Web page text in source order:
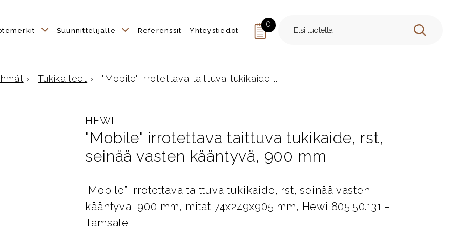
Suunnittelijalle Referenssit Yhteystiedot
0
HAE
› Tukikaiteet › "Mobile" irrotettava taittuva tukikaide,...
HEWI
"Mobile" irrotettava taittuva tukikaide, rst,
seinää vasten kääntyvä, 900 mm
”Mobile” irrotettava taittuva tukikaide, rst, seinää vasten
kääntyvä, 900 mm, mitat 74x249x905 mm, Hewi 805.50.131 –
Tamsale